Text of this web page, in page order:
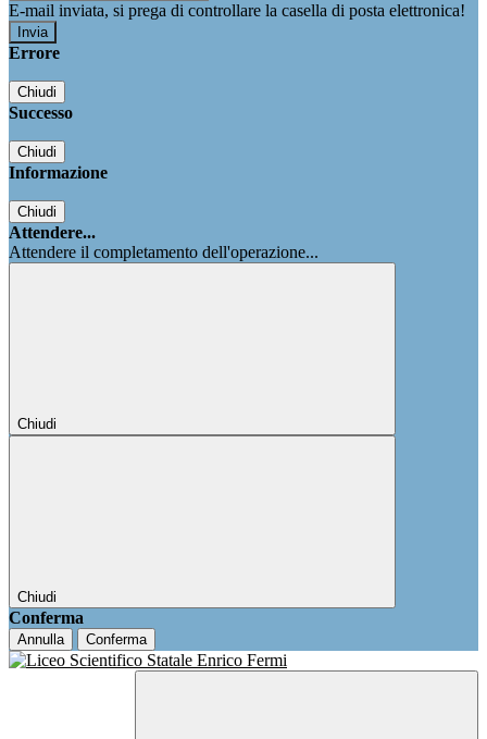
E-mail inviata, si prega di controllare la casella di posta elettronica!
Errore
Chiudi
Successo
Chiudi
Informazione
Chiudi
Attendere...
Attendere il completamento dell'operazione...
Chiudi
Chiudi
Conferma
Annulla Conferma